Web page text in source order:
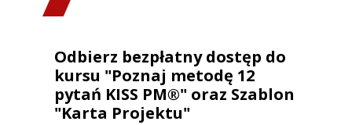
Odbierz bezpłatny dostęp do
kursu "Poznaj metodę 12
pytań KISS PM®" oraz Szablon
"Karta Projektu"